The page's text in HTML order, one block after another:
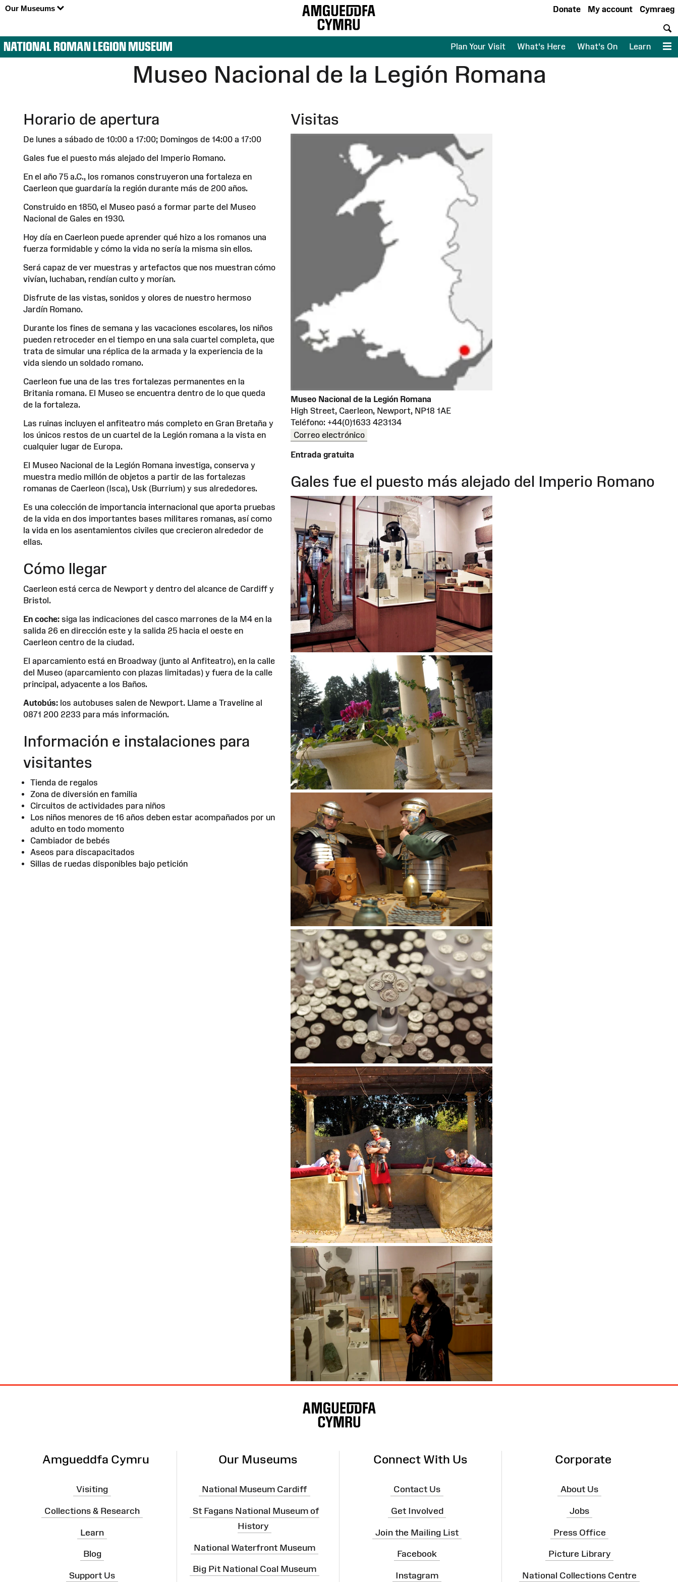
Our Museums Cymraeg
My account
Donate
NATIONAL ROMAN LEGION MUSEUM Plan Your Visit What's Here What's On Learn
Museo Nacional de la Legión Romana
Visitas
Museo Nacional de la Legión Romana
High Street, Caerleon, Newport, NP18 1AE
Teléfono: +44(0)1633 423134
Correo electrónico
Entrada gratuita
Gales fue el puesto más alejado del Imperio Romano
Horario de apertura
De lunes a sábado de 10:00 a 17:00; Domingos de 14:00 a 17:00
Gales fue el puesto más alejado del Imperio Romano.
En el año 75 a.C., los romanos construyeron una fortaleza en
Caerleon que guardaría la región durante más de 200 años.
Construido en 1850, el Museo pasó a formar parte del Museo
Nacional de Gales en 1930.
Hoy día en Caerleon puede aprender qué hizo a los romanos una
fuerza formidable y cómo la vida no sería la misma sin ellos.
Será capaz de ver muestras y artefactos que nos muestran cómo
vivían, luchaban, rendían culto y morían.
Disfrute de las vistas, sonidos y olores de nuestro hermoso
Jardín Romano.
Durante los fines de semana y las vacaciones escolares, los niños
pueden retroceder en el tiempo en una sala cuartel completa, que
trata de simular una réplica de la armada y la experiencia de la
vida siendo un soldado romano.
Caerleon fue una de las tres fortalezas permanentes en la
Britania romana. El Museo se encuentra dentro de lo que queda
de la fortaleza.
Las ruinas incluyen el anfiteatro más completo en Gran Bretaña y
los únicos restos de un cuartel de la Legión romana a la vista en
cualquier lugar de Europa.
El Museo Nacional de la Legión Romana investiga, conserva y
muestra medio millón de objetos a partir de las fortalezas
romanas de Caerleon (Isca), Usk (Burrium) y sus alrededores.
Es una colección de importancia internacional que aporta pruebas
de la vida en dos importantes bases militares romanas, así como
la vida en los asentamientos civiles que crecieron alrededor de
ellas.
Cómo llegar
Caerleon está cerca de Newport y dentro del alcance de Cardiff y
Bristol.
En coche: siga las indicaciones del casco marrones de la M4 en la
salida 26 en dirección este y la salida 25 hacia el oeste en
Caerleon centro de la ciudad.
El aparcamiento está en Broadway (junto al Anfiteatro), en la calle
del Museo (aparcamiento con plazas limitadas) y fuera de la calle
principal, adyacente a los Baños.
Autobús: los autobuses salen de Newport. Llame a Traveline al
0871 200 2233 para más información.
Información e instalaciones para
visitantes
Tienda de regalos
Zona de diversión en familia
Circuitos de actividades para niños
Los niños menores de 16 años deben estar acompañados por un
adulto en todo momento
Cambiador de bebés
Aseos para discapacitados
Sillas de ruedas disponibles bajo petición
Amgueddfa Cymru
Visiting
Collections & Research
Learn
Blog
Support Us
Our Museums
National Museum Cardiff
St Fagans National Museum of
History
National Waterfront Museum
Big Pit National Coal Museum
Connect With Us
Contact Us
Get Involved
Join the Mailing List
Facebook
Instagram
Corporate
About Us
Jobs
Press Office
Picture Library
National Collections Centre